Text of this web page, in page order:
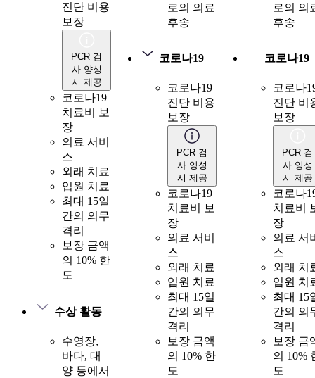
진단 비용
보장
PCR 검
사 양성
시 제공
코로나19
치료비 보
장
의료 서비
스
외래 치료
입원 치료
최대 15일
간의 의무
격리
보장 금액
의 10% 한
도
수상 활동
수영장,
바다, 대
양 등에서
로의 의료
후송
코로나19
코로나19
진단 비용
보장
PCR 검
사 양성
시 제공
코로나19
치료비 보
장
의료 서비
스
외래 치료
입원 치료
최대 15일
간의 의무
격리
보장 금액
의 10% 한
도
로의 의
후송
코로나19
코로나
진단 비
보장
PCR 검
사 양성
시 제공
코로나
치료비
장
의료 서
스
외래 치
입원 치
최대 15
간의 의
격리
보장 금
의 10%
도